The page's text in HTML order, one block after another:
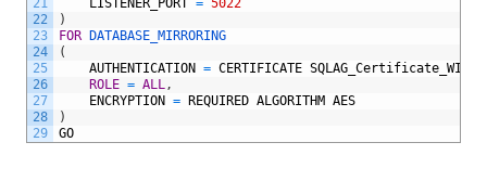
22
23
24
25
26
27
28
29
)
FOR DATABASE_MIRRORING
(
AUTHENTICATION = CERTIFICATE
ROLE = ALL ,
ENCRYPTION = REQUIRED ALGORITHM AES
)
GO